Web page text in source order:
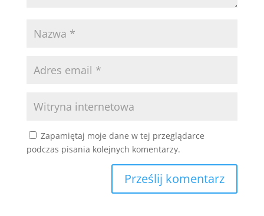
Zapamiętaj moje dane w tej przeglądarce
podczas pisania kolejnych komentarzy.